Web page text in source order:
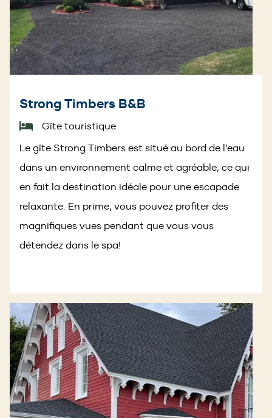
Strong Timbers B&B
Gîte touristique
Le gîte Strong Timbers est situé au bord de l’eau
dans un environnement calme et agréable, ce qui
en fait la destination idéale pour une escapade
relaxante. En prime, vous pouvez profiter des
magnifiques vues pendant que vous vous
détendez dans le spa!